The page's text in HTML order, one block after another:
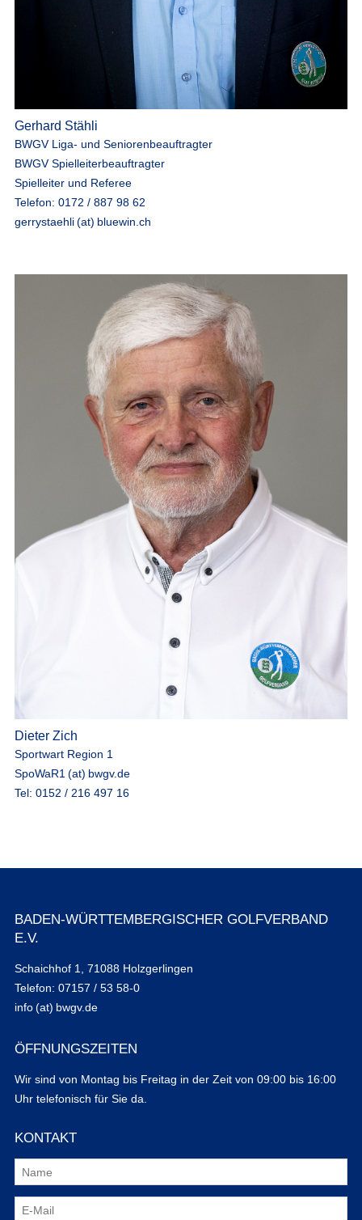
Gerhard Stähli
BWGV Liga- und Seniorenbeauftragter
BWGV Spielleiterbeauftragter
Spielleiter und Referee
Telefon: 0172 / 887 98 62
gerrystaehli (at) bluewin.ch
Dieter Zich
Sportwart Region 1
SpoWaR1 (at) bwgv.de
Tel: 0152 / 216 497 16
BADEN-WÜRTTEMBERGISCHER GOLFVERBAND
E.V.
Schaichhof 1, 71088 Holzgerlingen
Telefon: 07157 / 53 58-0
info (at) bwgv.de
ÖFFNUNGSZEITEN
Wir sind von Montag bis Freitag in der Zeit von 09:00 bis 16:00
Uhr telefonisch für Sie da.
KONTAKT